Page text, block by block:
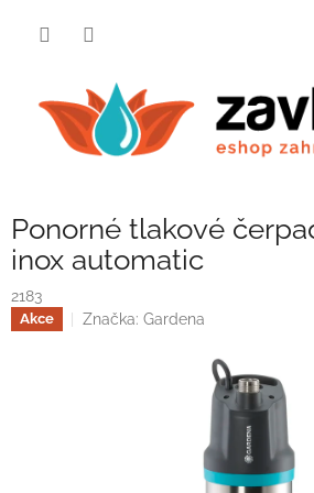
Ponorné tlakové
inox automatic
2183
Akce Značka: Gardena